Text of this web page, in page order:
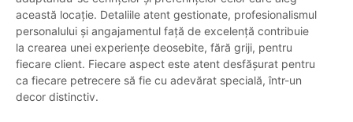
această locație. Detaliile atent gestionate, profesionalismul
personalului și angajamentul față de excelență contribuie
la crearea unei experiențe deosebite, fără griji, pentru
fiecare client. Fiecare aspect este atent desfășurat pentru
ca fiecare petrecere să fie cu adevărat specială, într-un
decor distinctiv.